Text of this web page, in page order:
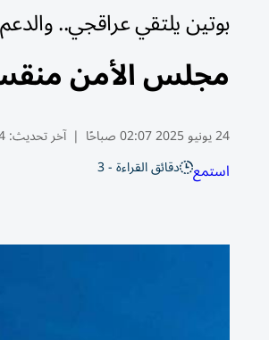
بوتين يلتقي عراقجي..
مجلس الأمن
24 يونيو 2025 02:07 صباحًا | آخر تحديث:24
استمع دقائق القراءة - 3